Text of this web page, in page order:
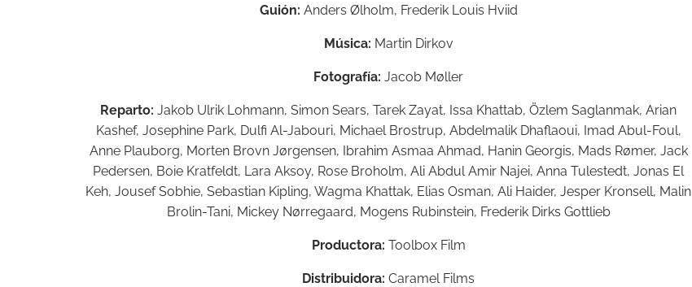
Guión: Anders Ølholm, Frederik Louis Hviid
Música: Martin Dirkov
Fotografía: Jacob Møller
Reparto: Jakob Ulrik Lohmann, Simon Sears, Tarek Zayat, Issa Khattab, Özlem Saglanmak, Arian
Kashef, Josephine Park, Dulfi Al-Jabouri, Michael Brostrup, Abdelmalik Dhaflaoui, Imad Abul-Foul,
Anne Plauborg, Morten Brovn Jørgensen, Ibrahim Asmaa Ahmad, Hanin Georgis, Mads Rømer, Jack
Pedersen, Boie Kratfeldt, Lara Aksoy, Rose Broholm, Ali Abdul Amir Najei, Anna Tulestedt, Jonas El
Keh, Jousef Sobhie, Sebastian Kipling, Wagma Khattak, Elias Osman, Ali Haider, Jesper Kronsell, Malin
Brolin-Tani, Mickey Nørregaard, Mogens Rubinstein, Frederik Dirks Gottlieb
Productora: Toolbox Film
Distribuidora: Caramel Films